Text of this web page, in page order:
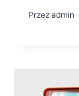
Przezadmin